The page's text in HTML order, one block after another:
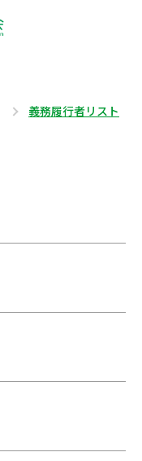
義務履行者リスト